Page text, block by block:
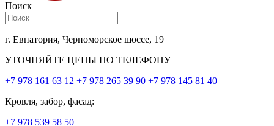
Поиск
г. Евпатория, Черноморское шоссе, 19
УТОЧНЯЙТЕ ЦЕНЫ ПО ТЕЛЕФОНУ
+7 978 161 63 12 +7 978 265 39 90 +7 978 145 81 40
Кровля, забор, фасад:
+7 978 539 58 50